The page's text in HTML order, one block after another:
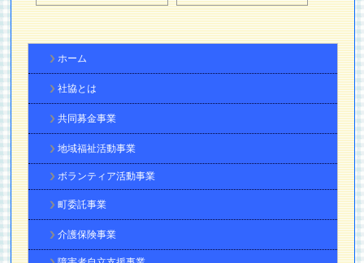
ホーム
社協とは
共同募金事業
地域福祉活動事業
ボランティア活動事業
町委託事業
介護保険事業